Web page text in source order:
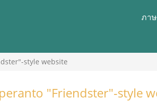
ภา
style website
"Friendster"-style